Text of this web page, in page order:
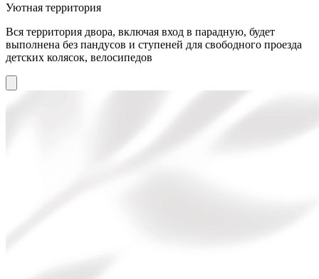
Уютная территория
Вся территория двора, включая вход в парадную, будет
выполнена без пандусов и ступеней для свободного проезда
детских колясок, велосипедов